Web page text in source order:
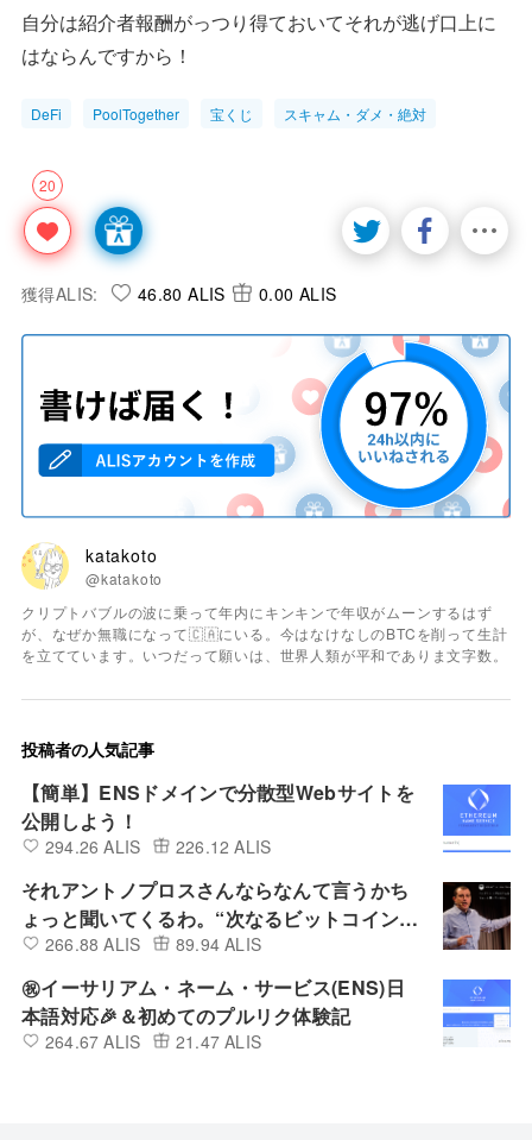
自分は紹介者報酬がっつり得ておいてそれが逃げ口上に
はならんですから！
DeFi PoolTogether 宝くじ スキャム・ダメ・絶対
20
獲得ALIS: 46.80 ALIS 0.00 ALIS
katakoto
@katakoto
クリプトバブルの波に乗って年内にキンキンで年収がムーンするはず
が、なぜか無職になって🇨🇦にいる。今はなけなしのBTCを削って生計
を立てています。いつだって願いは、世界人類が平和でありま文字数。
投稿者の人気記事
【簡単】ENSドメインで分散型Webサイトを
公開しよう！
294.26 ALIS 226.12 ALIS
それアントノプロスさんならなんて言うかち
ょっと聞いてくるわ。“次なるビットコインは
何か？” Vol.4
266.88 ALIS 89.94 ALIS
㊗イーサリアム・ネーム・サービス(ENS)日
本語対応🎉＆初めてのプルリク体験記
264.67 ALIS 21.47 ALIS